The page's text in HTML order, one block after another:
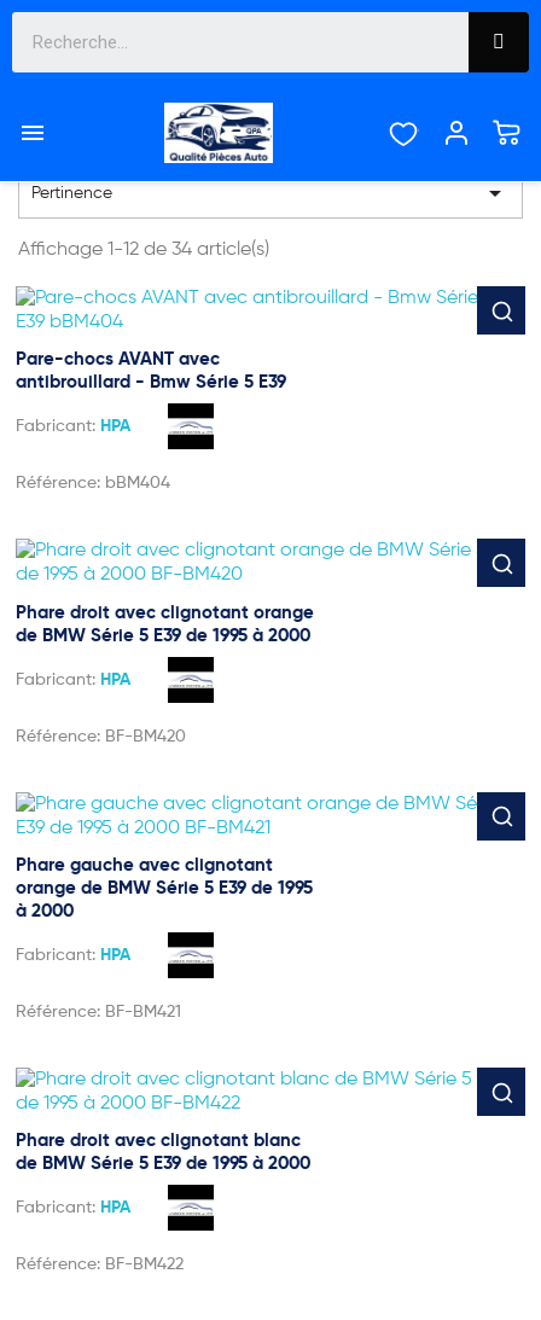

BMW SÉRIE 5 E39 4
PORTES DE 1995 À 2000
Pertinence 
Affichage 1-12 de 34 article(s)
Pare-chocs AVANT avec
antibrouillard - Bmw Série 5 E39
Fabricant: HPA
Référence: bBM404
Phare droit avec clignotant orange
de BMW Série 5 E39 de 1995 à 2000
Fabricant: HPA
Référence: BF-BM420
Phare gauche avec clignotant
orange de BMW Série 5 E39 de 1995
à 2000
Fabricant: HPA
Référence: BF-BM421
Phare droit avec clignotant blanc
de BMW Série 5 E39 de 1995 à 2000
Fabricant: HPA
Référence: BF-BM422